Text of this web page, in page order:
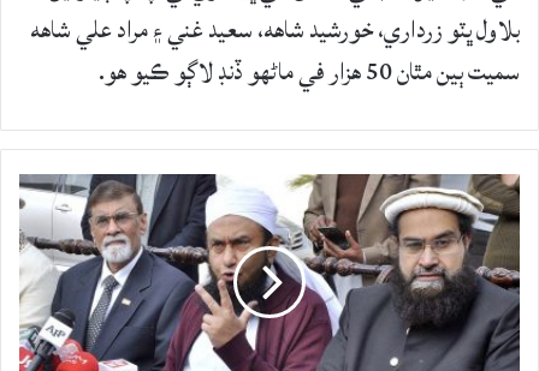
بلاول ڀٽو زرداري، خورشيد شاهه، سعيد غني ۽ مراد علي شاهه
سميت ٻين مٿان 50 هزار في ماڻهو ڏنڊ لاڳو ڪيو هو.